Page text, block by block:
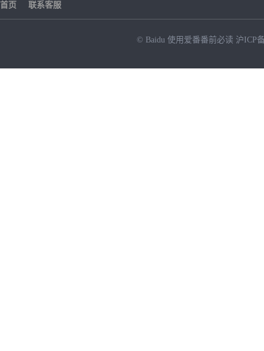
首页 联系客服
© Baidu 使用爱番番前必读 沪ICP